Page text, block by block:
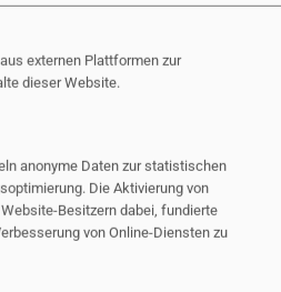
Kinder- und
Sie über
Teamfähigkeit, sicheres
Eigeninitiative,
Belastbarkeit,
vielfältige
eine
externen Plattformen zur
dieser Website.
anonyme Daten zur statistischen
Die Aktivierung von
Besitzern dabei, fundierte
von Online-Diensten zu